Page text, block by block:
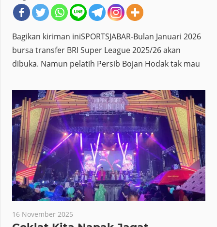
Bagikan kiriman iniSPORTSJABAR-Bulan Januari 2026
bursa transfer BRI Super League 2025/26 akan
dibuka. Namun pelatih Persib Bojan Hodak tak mau
16 November 2025